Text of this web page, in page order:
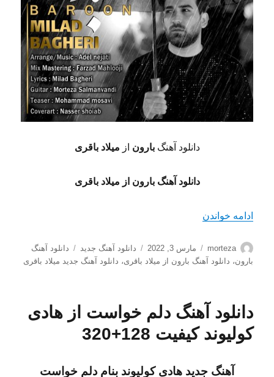
دانلود آهنگبارون از میلاد باقری
دانلود آهنگ بارون از میلاد باقری
ادامه خواندن
نویسنده
morteza
ارسال
شده
مارس 3, 2022 دسته‌ها
دانلود آهنگ جدید برچسب‌ها
دانلود آهنگ
بارون، دانلود آهنگ بارون از میلاد باقری، دانلود آهنگ جدید میلاد باقری
دانلود آهنگ دلم خواست از هادی
کولیوند کیفیت 128+320
آهنگ جدید هادی کولیوند بنام دلم خواست